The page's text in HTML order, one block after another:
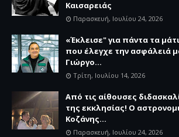
Καισαρειάς
Παρασκευή, Ιουλίου 24, 2026
«Έκλεισε" για πάντα τα
που έλεγχε την ασφάλειά
Γιώργο...
Τρίτη, Ιουλίου 14, 2026
Από τις αίθουσες
της εκκλησίας! Ο
Κοζάνης...
Παρασκευή, Ιουλίου 24, 2026